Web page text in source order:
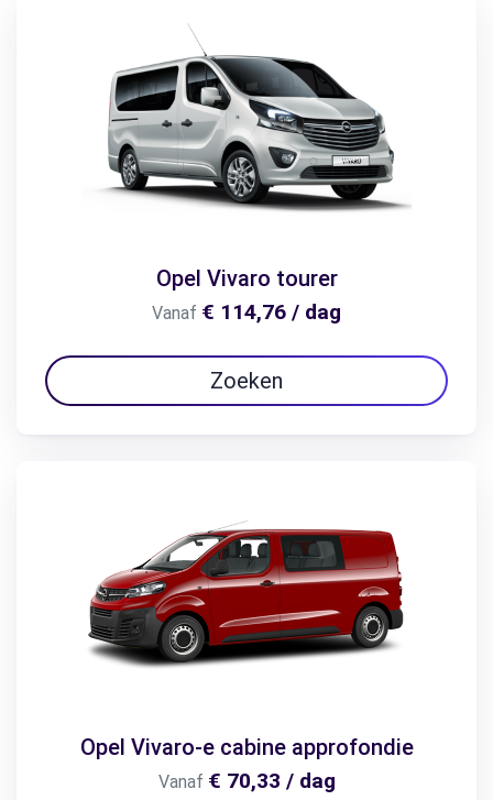
Opel Vivaro tourer
Vanaf € 114,76 / dag
Zoeken
Opel Vivaro-e cabine approfondie
Vanaf € 70,33 / dag